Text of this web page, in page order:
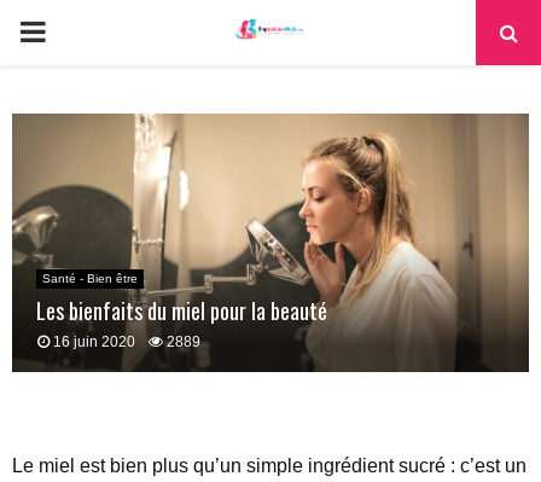
PRIMARY
Santé - Bien être
Les bienfaits du miel pour la beauté
16 juin 2020 2889
Le miel est bien plus qu’un simple ingrédient sucré : c’est un